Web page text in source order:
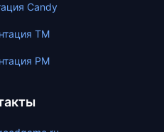
Candy
ТМ
PM